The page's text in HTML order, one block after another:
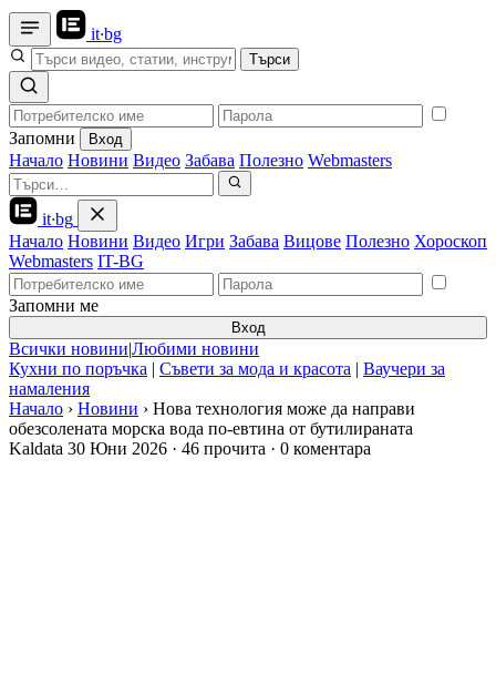
it·bg
Търси
Запомни Вход
Начало Новини Видео Забава Полезно Webmasters
it·bg
Начало Новини Видео Игри Забава Вицове Полезно Хороскоп
Webmasters IT-BG
Запомни ме
Вход
Всички новини|Любими новини
Кухни по поръчка | Съвети за мода и красота | Ваучери за
намаления
Начало › Новини › Нова технология може да направи
обезсолената морска вода по-евтина от бутилираната
Kaldata 30 Юни 2026 · 46 прочита · 0 коментара